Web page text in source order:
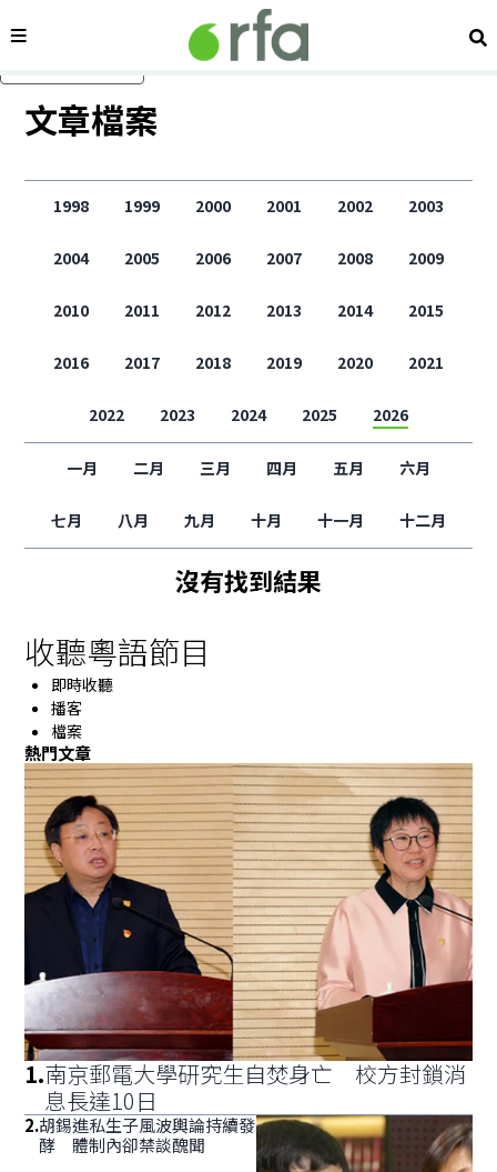
內容分類 搜
文章檔案
1998 1999 2000 2001 2002 2003
2004 2005 2006 2007 2008 2009
2010 2011 2012 2013 2014 2015
2016 2017 2018 2019 2020 2021
2022 2023 2024 2025 2026
一月 二月 三月 四月 五月 六月
七月 八月 九月 十月 十一月 十二月
沒有找到結果
收聽粵語節目
即時收聽
播客
檔案
熱門文章
1.南京郵電大學研究生自焚身亡 校方封鎖消
息長達10日
2.胡錫進私生子風波輿論持續發
酵 體制內卻禁談醜聞